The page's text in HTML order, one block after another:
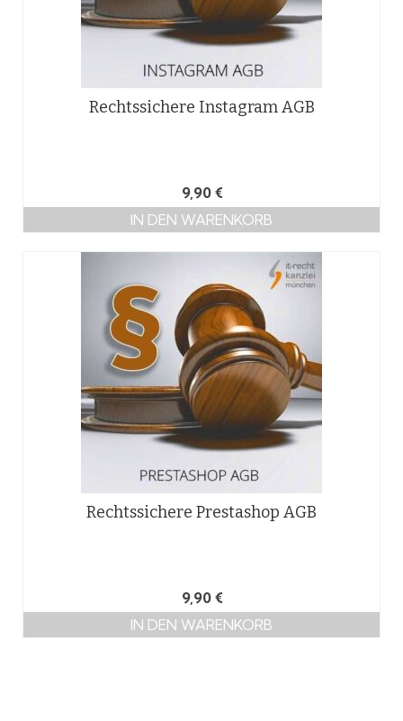
Rechtssichere Instagram AGB
9,90 €
IN DEN WARENKORB
Rechtssichere Prestashop AGB
9,90 €
IN DEN WARENKORB